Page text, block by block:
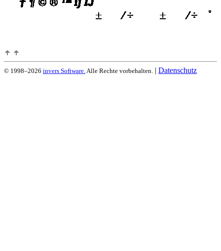
© 1998–2026 invers Software. Alle Rechte vorbehalten. | Datenschutz